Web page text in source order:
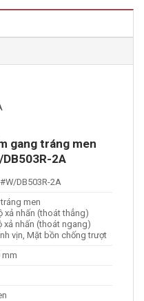
gang tráng men
DB503R-2A
DB503R-2A
men
xả nhấn (thoát thẳng)
xả nhấn (thoát ngang)
vịn, Mặt bồn chống trượt
mm